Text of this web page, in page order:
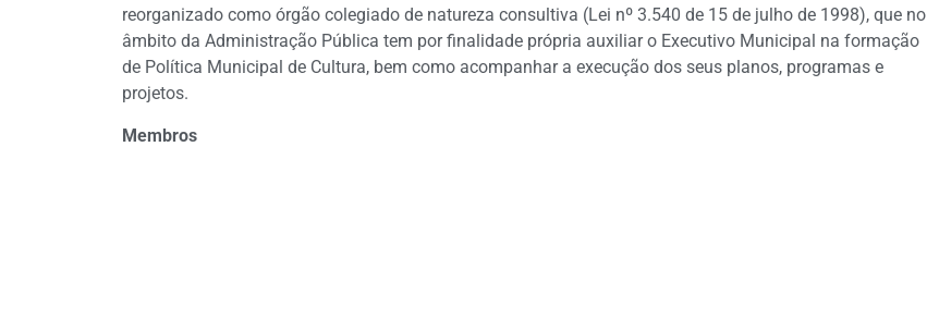
reorganizado como órgão colegiado de natureza consultiva (Lei nº 3.540 de 15 de julho de 1998), que no
âmbito da Administração Pública tem por finalidade própria auxiliar o Executivo Municipal na formação
de Política Municipal de Cultura, bem como acompanhar a execução dos seus planos, programas e
projetos.
Membros